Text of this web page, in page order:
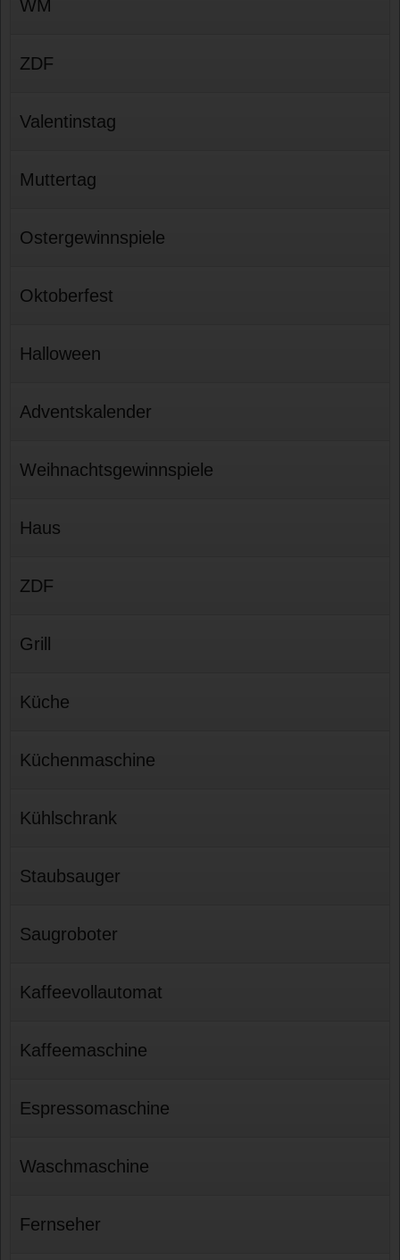
WM
ZDF
Valentinstag
Muttertag
Ostergewinnspiele
Oktoberfest
Halloween
Adventskalender
Weihnachtsgewinnspiele
Haus
ZDF
Grill
Küche
Küchenmaschine
Kühlschrank
Staubsauger
Saugroboter
Kaffeevollautomat
Kaffeemaschine
Espressomaschine
Waschmaschine
Fernseher